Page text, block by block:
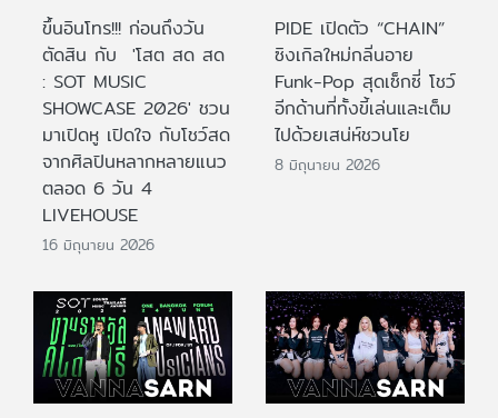
ขึ้นอินโทร!!! ก่อนถึงวัน
ตัดสิน กับ 'โสต สด สด
: SOT MUSIC
SHOWCASE 2026' ชวน
มาเปิดหู เปิดใจ กับโชว์สด
จากศิลปินหลากหลายแนว
ตลอด 6 วัน 4
LIVEHOUSE
16 มิถุนายน 2026
PIDE เปิดตัว “CHAIN”
ซิงเกิลใหม่กลิ่นอาย
Funk-Pop สุดเซ็กซี่ โชว์
อีกด้านที่ทั้งขี้เล่นและเต็ม
ไปด้วยเสน่ห์ชวนโย
8 มิถุนายน 2026